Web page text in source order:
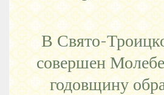
В Свято-
совершен
годовщину